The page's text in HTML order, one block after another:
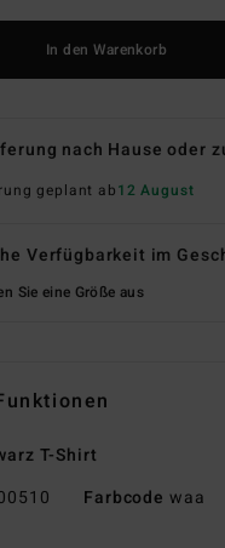
In den Warenkorb
nach Hause oder
geplant ab12 August
Verfügbarkeit im
Sie eine Größe aus
T-Shirt
Farbcode waa